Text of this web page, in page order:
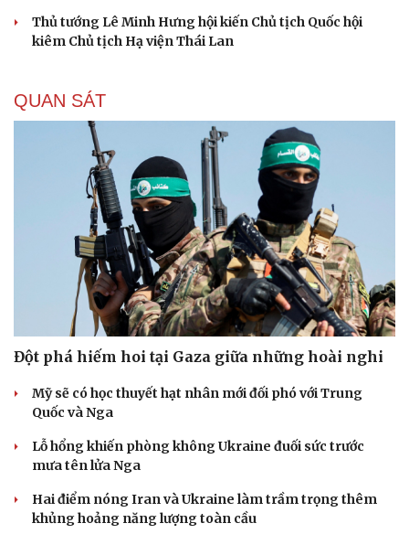
Thủ tướng Lê Minh Hưng hội kiến Chủ tịch Quốc hội
kiêm Chủ tịch Hạ viện Thái Lan
QUAN SÁT
Đột phá hiếm hoi tại Gaza giữa những hoài nghi
Mỹ sẽ có học thuyết hạt nhân mới đối phó với Trung
Quốc và Nga
Lỗ hổng khiến phòng không Ukraine đuối sức trước
mưa tên lửa Nga
Hai điểm nóng Iran và Ukraine làm trầm trọng thêm
khủng hoảng năng lượng toàn cầu